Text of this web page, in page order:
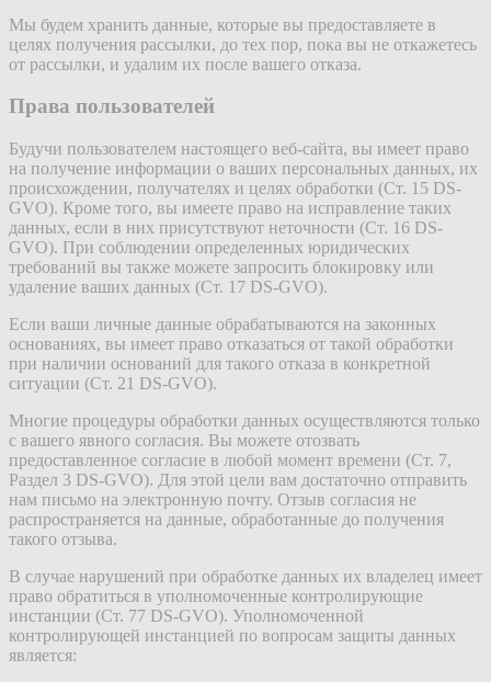
Мы будем хранить данные, которые вы предоставляете в
целях получения рассылки, до тех пор, пока вы не откажетесь
от рассылки, и удалим их после вашего отказа.
Права пользователей
Будучи пользователем настоящего веб-сайта, вы имеет право
на получение информации о ваших персональных данных, их
происхождении, получателях и целях обработки (Ст. 15 DS-
GVO). Кроме того, вы имеете право на исправление таких
данных, если в них присутствуют неточности (Ст. 16 DS-
GVO). При соблюдении определенных юридических
требований вы также можете запросить блокировку или
удаление ваших данных (Ст. 17 DS-GVO).
Если ваши личные данные обрабатываются на законных
основаниях, вы имеет право отказаться от такой обработки
при наличии оснований для такого отказа в конкретной
ситуации (Ст. 21 DS-GVO).
Многие процедуры обработки данных осуществляются только
с вашего явного согласия. Вы можете отозвать
предоставленное согласие в любой момент времени (Ст. 7,
Раздел 3 DS-GVO). Для этой цели вам достаточно отправить
нам письмо на электронную почту. Отзыв согласия не
распространяется на данные, обработанные до получения
такого отзыва.
В случае нарушений при обработке данных их владелец имеет
право обратиться в уполномоченные контролирующие
инстанции (Ст. 77 DS-GVO). Уполномоченной
контролирующей инстанцией по вопросам защиты данных
является: